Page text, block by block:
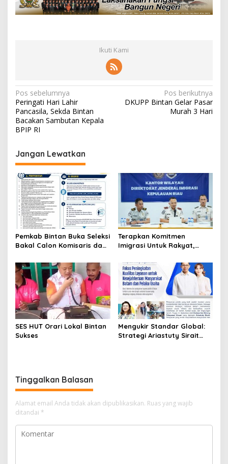
Ikuti Kami
N
a
v
i
g
a
s
p
o
s
Pos sebelumnya
Peringati Hari Lahir
Pancasila, Sekda Bintan
Bacakan Sambutan Kepala
BPIP RI
Pos berikutnya
DKUPP Bintan Gelar Pasar
Murah 3 Hari
Jangan Lewatkan
Pemkab Bintan Buka Seleksi
Bakal Calon Komisaris dan
Karya Bahari (Perseroda)
Terapkan Komitmen
Imigrasi Untuk Rakyat,
Uban Raih Tiga
Penghargaan
SES HUT Orari Lokal Bintan
Sukses
Mengukir Standar Global:
Strategi Ariastuty Sirait
Tinggalkan Balasan
Alamat email Anda tidak akan dipublikasikan. Ruas yang wajib
ditandai *